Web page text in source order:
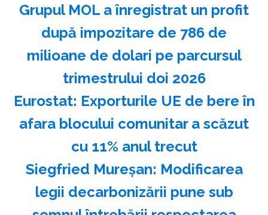
Grupul MOL a înregistrat un profit
după impozitare de 786 de
milioane de dolari pe parcursul
trimestrului doi 2026
Eurostat: Exporturile UE de bere în
afara blocului comunitar a scăzut
cu 11% anul trecut
Siegfried Mureşan: Modificarea
legii decarbonizării pune sub